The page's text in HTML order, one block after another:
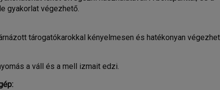
gyakorlat végezhető.
tárogatókarokkal kényelmesen és hatékonyan
a váll és a mell izmait edzi.